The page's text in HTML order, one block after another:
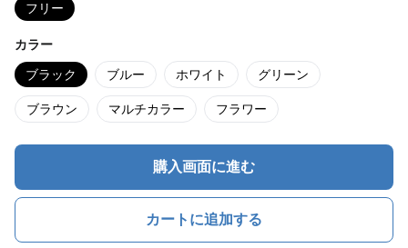
フリー
カラー
ブラック ブルー ホワイト グリーン
ブラウン マルチカラー フラワー
購入画面に進む
カートに追加する